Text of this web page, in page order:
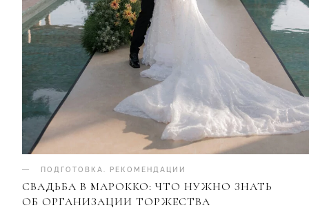
ПОДГОТОВКА РЕКОМЕНДАЦИИ
СВАДЬБА В МАРОККО: ЧТО НУЖНО ЗНАТЬ
ОБ ОРГАНИЗАЦИИ ТОРЖЕСТВА